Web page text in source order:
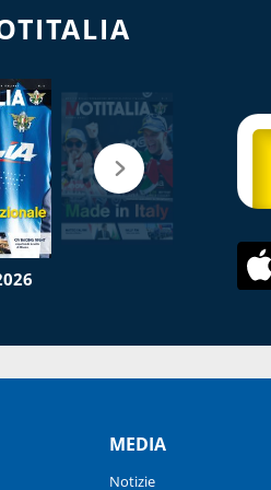
MEDIA
Notizie